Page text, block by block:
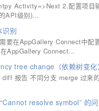
Activity=>Next 2.配置项目
API级别)...
别
要在AppGallery Connect中
AppGallery Connect...
tree change（依赖树变
diff 报告 不同分支 merge 过
resolve symbol” 的